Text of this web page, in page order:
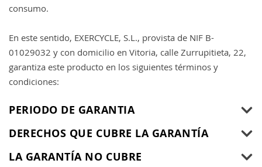
consumo.
En este sentido, EXERCYCLE, S.L., provista de NIF B-
01029032 y con domicilio en Vitoria, calle Zurrupitieta, 22,
garantiza este producto en los siguientes términos y
condiciones:
PERIODO DE GARANTIA
DERECHOS QUE CUBRE LA GARANTÍA
LA GARANTÍA NO CUBRE